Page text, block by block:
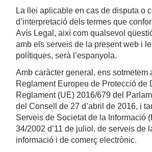
La llei aplicable en cas de disputa o
d’interpretació dels termes que
Avís Legal, així com qualsevol
amb els serveis de la present web i
polítiques, serà l’espanyola.
Amb caràcter general, ens sotmetem
Reglament Europeu de Protecció de
Reglament (UE) 2016/679 del
del Consell de 27 d’abril de 2016, i
Serveis de Societat de la Informació
34/2002 d’11 de juliol, de serveis de
informació i de comerç electrònic.